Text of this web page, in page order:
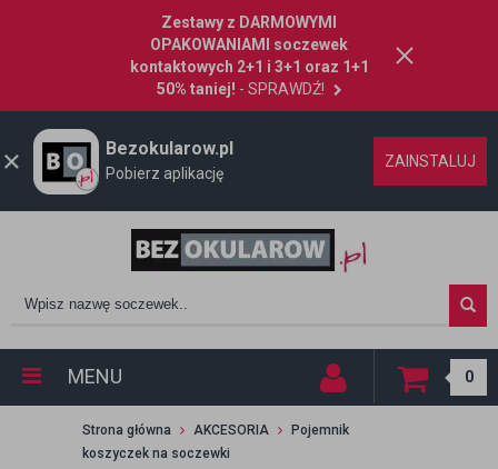
Zestawy z DARMOWYMI
OPAKOWANIAMI soczewek
kontaktowych 2+1 i 3+1 oraz 1+1
50% taniej! - SPRAWDŹ!
Bezokularow.pl
Pobierz aplikację
ZAINSTALUJ
MENU 0
Strona główna AKCESORIA
Pojemnik
koszyczek na soczewki